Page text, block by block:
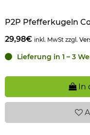
P2P Pfefferkugeln
29,98€ inkl. MwSt zzgl.
Lieferung in 1 – 3
In